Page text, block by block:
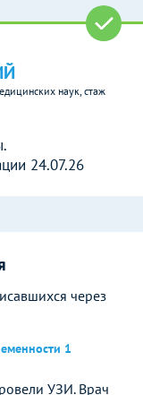
наук, стаж
24.07.26
через
1
УЗИ. Врач